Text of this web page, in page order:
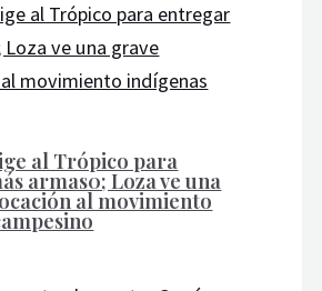
al Trópico para
armas0; Loza ve una
al movimiento